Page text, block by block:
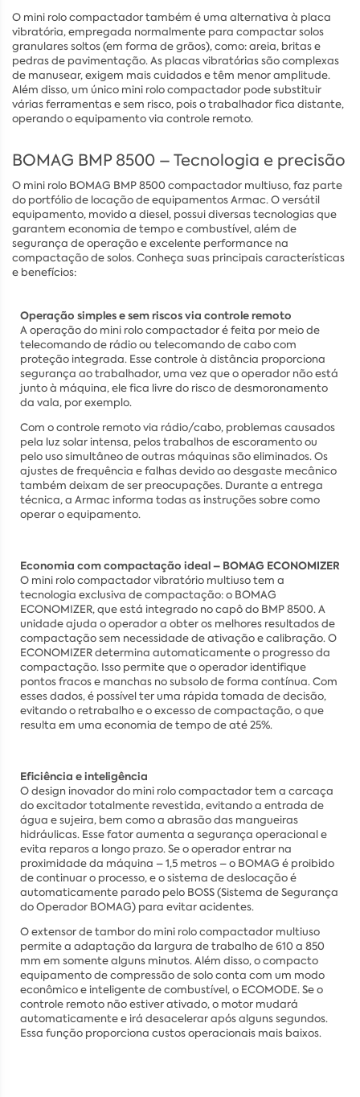
O mini rolo compactador também é uma alternativa à placa
vibratória, empregada normalmente para compactar solos
granulares soltos (em forma de grãos), como: areia, britas e
pedras de pavimentação. As placas vibratórias são complexas
de manusear, exigem mais cuidados e têm menor amplitude.
Além disso, um único mini rolo compactador pode substituir
várias ferramentas e sem risco, pois o trabalhador fica distante,
operando o equipamento via controle remoto.
BOMAG BMP 8500 – Tecnologia e precisão
O mini rolo BOMAG BMP 8500 compactador multiuso,faz parte
do portfólio de locação de equipamentos Armac.O versátil
equipamento, movido a diesel, possui diversas tecnologias que
garantem economia de tempo e combustível, além de
segurança de operação e excelente performance na
compactação de solos. Conheça suas principais características
e benefícios:
Operação simples e sem riscos via controle remoto
A operação do mini rolo compactador é feita por meio de
telecomando de rádio ou telecomando de cabo com
proteção integrada. Esse controle à distância proporciona
segurança ao trabalhador, uma vez que o operador não está
junto à máquina, ele fica livre do risco de desmoronamento
da vala, por exemplo.
Com o controle remoto via rádio/cabo, problemas causados
pela luz solar intensa, pelos trabalhos de escoramento ou
pelo uso simultâneo de outras máquinas são eliminados. Os
ajustes de frequência e falhas devido ao desgaste mecânico
também deixam de ser preocupações. Durante a entrega
técnica, a Armac informa todas as instruções sobre como
operar o equipamento.
Economia com compactação ideal – BOMAG ECONOMIZER
O mini rolo compactador vibratório multiuso tem a
tecnologia exclusiva de compactação: o BOMAG
ECONOMIZER, que está integrado no capô do BMP 8500. A
unidade ajuda o operador a obter os melhores resultados de
compactação sem necessidade de ativação e calibração. O
ECONOMIZER determina automaticamente o progresso da
compactação. Isso permite que o operador identifique
pontos fracos e manchas no subsolo de forma contínua. Com
esses dados, é possível ter uma rápida tomada de decisão,
evitando o retrabalho e o excesso de compactação, o que
resulta em uma economia de tempo de até 25%.
Eficiência e inteligência
O design inovador do mini rolo compactador tem a carcaça
do excitador totalmente revestida, evitando a entrada de
água e sujeira, bem como a abrasão das mangueiras
hidráulicas. Esse fator aumenta a segurança operacional e
evita reparos a longo prazo. Se o operador entrar na
proximidade da máquina – 1,5 metros – o BOMAG é proibido
de continuar o processo, e o sistema de deslocação é
automaticamente parado pelo BOSS (Sistema de Segurança
do Operador BOMAG) para evitar acidentes.
O extensor de tambor do mini rolo compactador multiuso
permite a adaptação da largura de trabalho de 610 a 850
mm em somente alguns minutos. Além disso, o compacto
equipamento de compressão de solo conta com um modo
econômico e inteligente de combustível, o ECOMODE. Se o
controle remoto não estiver ativado, o motor mudará
automaticamente e irá desacelerar após alguns segundos.
Essa função proporciona custos operacionais mais baixos.